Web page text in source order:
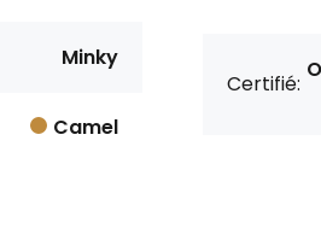
Minky
Camel
Certifié: